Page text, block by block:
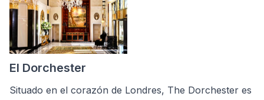
El Dorchester
Situado en el corazón de Londres, The Dorchester es